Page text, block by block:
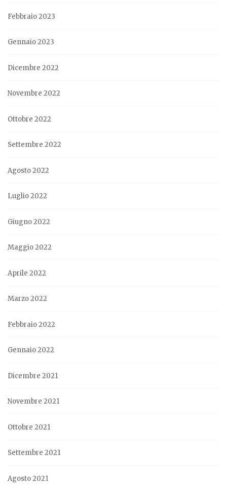
Febbraio 2023
Gennaio 2023
Dicembre 2022
Novembre 2022
Ottobre 2022
Settembre 2022
Agosto 2022
Luglio 2022
Giugno 2022
Maggio 2022
Aprile 2022
Marzo 2022
Febbraio 2022
Gennaio 2022
Dicembre 2021
Novembre 2021
Ottobre 2021
Settembre 2021
Agosto 2021